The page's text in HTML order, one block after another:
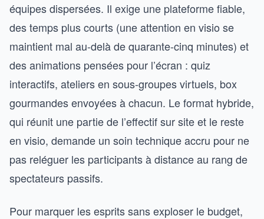
équipes dispersées. Il exige une plateforme fiable,
des temps plus courts (une attention en visio se
maintient mal au-delà de quarante-cinq minutes) et
des animations pensées pour l’écran : quiz
interactifs, ateliers en sous-groupes virtuels, box
gourmandes envoyées à chacun. Le format hybride,
qui réunit une partie de l’effectif sur site et le reste
en visio, demande un soin technique accru pour ne
pas reléguer les participants à distance au rang de
spectateurs passifs.
Pour marquer les esprits sans exploser le budget,